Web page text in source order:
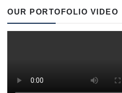
OUR PORTOFOLIO VIDEO